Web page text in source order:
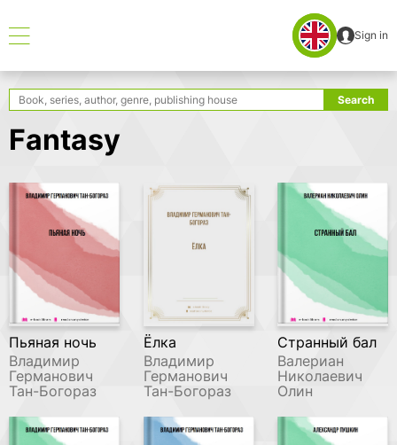
Sign in
Find - Search Search
Fantasy
Пьяная ночь
Владимир
Германович
Тан-Богораз
Ёлка
Владимир
Германович
Тан-Богораз
Странный бал
Валериан
Николаевич
Олин